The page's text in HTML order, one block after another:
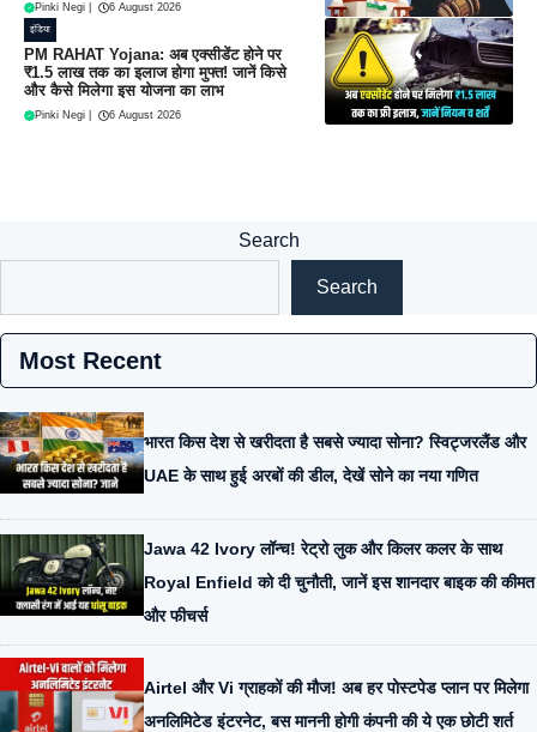
Pinki Negi 6 August 2026
इंडिया
PM RAHAT Yojana: अब एक्सीडेंट होने पर
₹1.5 लाख तक का इलाज होगा मुफ्त! जानें किसे
और कैसे मिलेगा इस योजना का लाभ
Pinki Negi 6 August 2026
Search
Search
Most Recent
भारत किस देश से खरीदता है सबसे ज्यादा सोना? स्विट्जरलैंड और
UAE के साथ हुई अरबों की डील, देखें सोने का नया गणित
Jawa 42 Ivory लॉन्च! रेट्रो लुक और किलर कलर के साथ
Royal Enfield को दी चुनौती, जानें इस शानदार बाइक की कीमत
और फीचर्स
Airtel और Vi ग्राहकों की मौज! अब हर पोस्टपेड प्लान पर मिलेगा
अनलिमिटेड इंटरनेट, बस माननी होगी कंपनी की ये एक छोटी शर्त